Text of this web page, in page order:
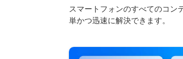
スマートフォンのすべてのコン
単かつ迅速に解決できます。